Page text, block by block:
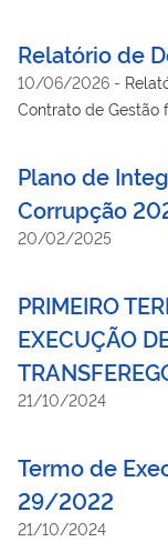
Relatório de
10/06/2026 -
Contrato de Gestão
Plano de
Corrupção
20/02/2025
PRIMEIRO
EXECUÇÃO
21/10/2024
Termo de
29/2022
21/10/2024